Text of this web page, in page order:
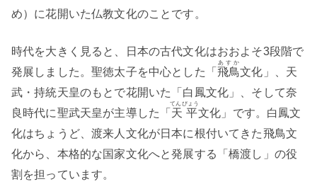
め）に花開いた仏教文化のことです。
時代を大きく見ると、日本の古代文化はおおよそ3段階で
発展しました。聖徳太子を中心とした「 飛鳥
あすか
文化」、天
武・持統天皇のもとで花開いた「白鳳文化」、そして奈
良時代に聖武天皇が主導した「 天平
てんぴょう
文化」です。白鳳文
化はちょうど、渡来人文化が日本に根付いてきた飛鳥文
化から、本格的な国家文化へと発展する「橋渡し」の役
割を担っています。